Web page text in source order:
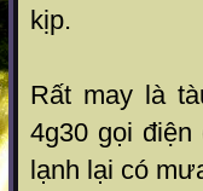
kịp.
Rất may là
4g30 gọi
lạnh lại có